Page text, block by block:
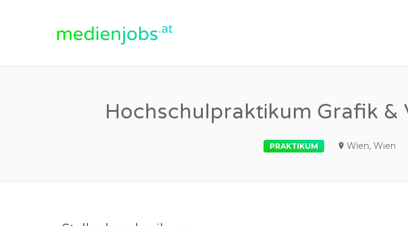
Hochschulpraktikum Grafik
PRAKTIKUM Wien, Wien